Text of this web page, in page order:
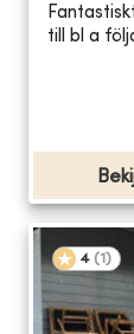
till bl a
4 (1 )